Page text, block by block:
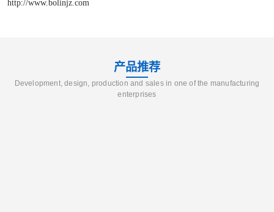
http://www.bolinjz.com
产品推荐
Development, design, production and sales in one of the manufacturing
enterprises